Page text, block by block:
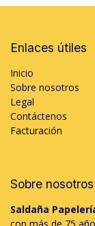
Enlaces útiles
Inicio
Sobre nosotros
Legal
Contáctenos
Facturación
Sobre nosotros
Saldaña